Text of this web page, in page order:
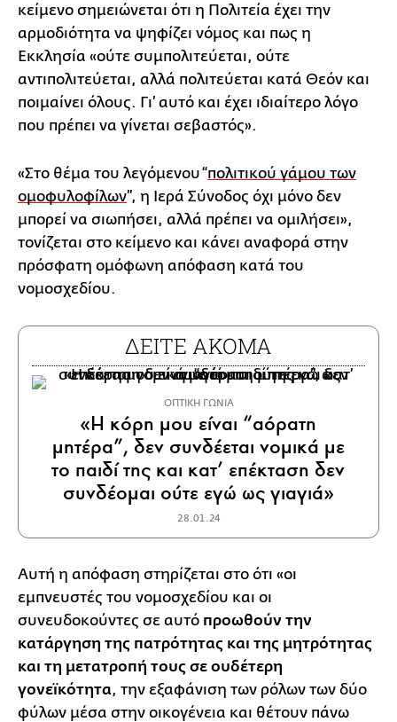
κείμενο σημειώνεται ότι η Πολιτεία έχει την
αρμοδιότητα να ψηφίζει νόμος και πως η
Εκκλησία «ούτε συμπολιτεύεται, ούτε
αντιπολιτεύεται, αλλά πολιτεύεται κατά Θεόν και
ποιμαίνει όλους. Γι’ αυτό και έχει ιδιαίτερο λόγο
που πρέπει να γίνεται σεβαστός».
«Στο θέμα του λεγόμενου “πολιτικού γάμου των
ομοφυλοφίλων”, η Ιερά Σύνοδος όχι μόνο δεν
μπορεί να σιωπήσει, αλλά πρέπει να ομιλήσει»,
τονίζεται στο κείμενο και κάνει αναφορά στην
πρόσφατη ομόφωνη απόφαση κατά του
νομοσχεδίου.
ΔΕΙΤΕ ΑΚΟΜΑ
ΟΠΤΙΚΗ ΓΩΝΙΑ
«Η κόρη μου είναι “αόρατη
μητέρα”, δεν συνδέεται νομικά με
το παιδί της και κατ’ επέκταση δεν
συνδέομαι ούτε εγώ ως γιαγιά»
28.01.24
Αυτή η απόφαση στηρίζεται στο ότι «οι
εμπνευστές του νομοσχεδίου και οι
συνευδοκούντες σε αυτό προωθούν την
κατάργηση της πατρότητας και της μητρότητας
και τη μετατροπή τους σε ουδέτερη
γονεϊκότητα, την εξαφάνιση των ρόλων των δύο
φύλων μέσα στην οικογένεια και θέτουν πάνω